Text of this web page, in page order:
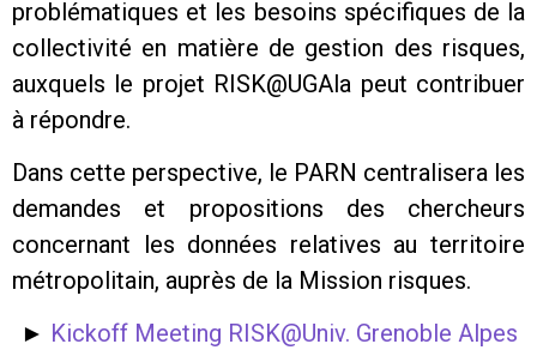
problématiques et les besoins spécifiques de la
collectivité en matière de gestion des risques,
auxquels le projet RISK@UGAla peut contribuer
à répondre.
Dans cette perspective, le PARN centralisera les
demandes et propositions des chercheurs
concernant les données relatives au territoire
métropolitain, auprès de la Mission risques.
► Kickoff Meeting RISK@Univ. Grenoble Alpes